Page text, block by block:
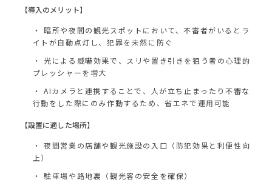
【導入のメリット】
暗所や夜間の観光スポットにおいて、不審者がいるとラ
イトが自動点灯し、犯罪を未然に防ぐ
光による威嚇効果で、スリや置き引きを狙う者の心理的
プレッシャーを増大
AIカメラと連携することで、人が立ち止まったり不審な
行動をした際にのみ作動するため、省エネで運用可能
【設置に適した場所】
夜間営業の店舗や観光施設の入口（防犯効果と利便性向
上）
駐車場や路地裏（観光客の安全を確保）